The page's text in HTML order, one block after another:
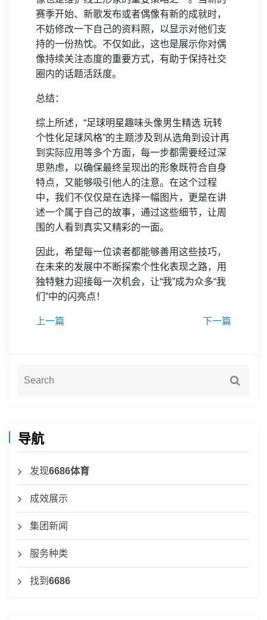
赛季开始、新歌发布或者偶像有新的成就时，
不妨修改一下自己的资料照，以显示对他们支
持的一份热忱。不仅如此，这也是展示你对偶
像持续关注态度的重要方式，有助于保持社交
圈内的话题活跃度。
总结：
综上所述，“足球明星趣味头像男生精选 玩转
个性化足球风格”的主题涉及到从选角到设计再
到实际应用等多个方面，每一步都需要经过深
思熟虑，以确保最终呈现出的形象既符合自身
特点，又能够吸引他人的注意。在这个过程
中，我们不仅仅是在选择一幅图片，更是在讲
述一个属于自己的故事，通过这些细节，让周
围的人看到真实又精彩的一面。
因此，希望每一位读者都能够善用这些技巧，
在未来的发展中不断探索个性化表现之路，用
独特魅力迎接每一次机会，让“我”成为众多“我
们”中的闪亮点！
上一篇 下一篇
导航
发现6686体育
成效展示
集团新闻
服务种类
找到 6686